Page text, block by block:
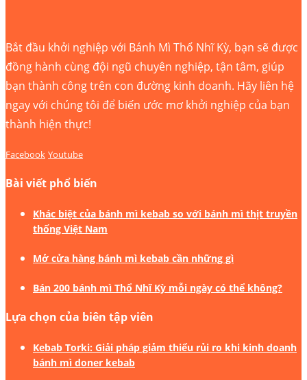
Bắt đầu khởi nghiệp với Bánh Mì Thổ Nhĩ Kỳ, bạn sẽ được
đồng hành cùng đội ngũ chuyên nghiệp, tận tâm, giúp
bạn thành công trên con đường kinh doanh. Hãy liên hệ
ngay với chúng tôi để biến ước mơ khởi nghiệp của bạn
thành hiện thực!
Facebook Youtube
Bài viết phổ biến
Khác biệt của bánh mì kebab so với bánh mì thịt truyền
thống Việt Nam
Mở cửa hàng bánh mì kebab cần những gì
Bán 200 bánh mì Thổ Nhĩ Kỳ mỗi ngày có thể không?
Lựa chọn của biên tập viên
Kebab Torki: Giải pháp giảm thiểu rủi ro khi kinh doanh
bánh mì doner kebab